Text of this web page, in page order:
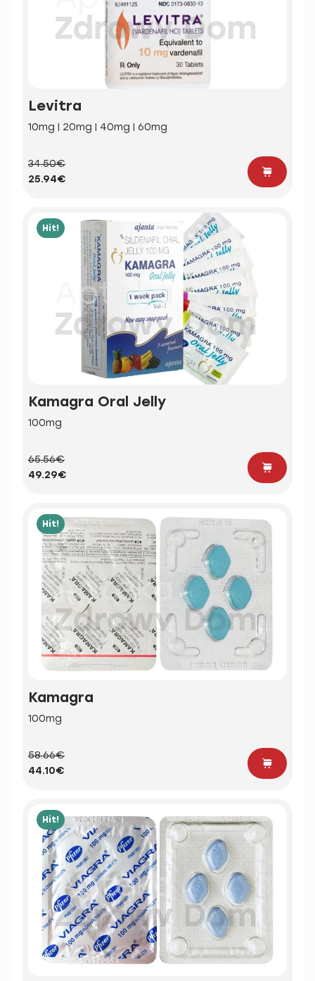
Levitra
10mg | 20mg | 40mg | 60mg
34.50€
25.94€
Hit!
Kamagra Oral Jelly
100mg
65.56€
49.29€
Hit!
Kamagra
100mg
58.66€
44.10€
Hit!